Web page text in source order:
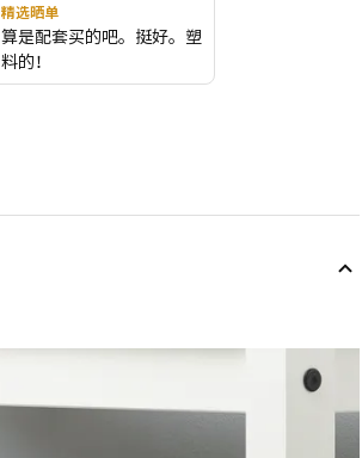
精选晒单
算是配套买的吧。挺好。塑
料的！